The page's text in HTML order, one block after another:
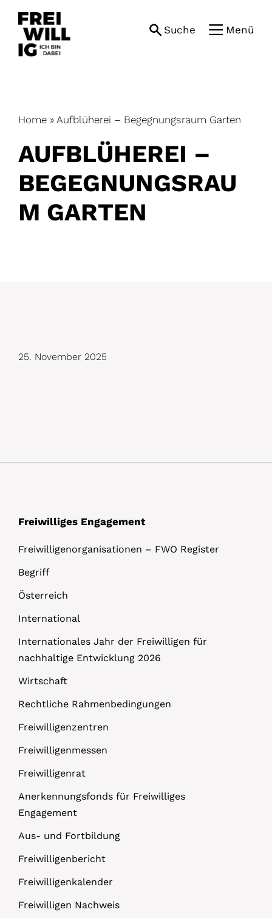
content
Suche Menü
Home » Aufblüherei – Begegnungsraum Garten
AUFBLÜHEREI –
BEGEGNUNGSRAU
M GARTEN
D
25. November 2025
Freiwilliges Engagement
Freiwilligenorganisationen – FWO Register
Begriff
Österreich
International
Internationales Jahr der Freiwilligen für
nachhaltige Entwicklung 2026
Wirtschaft
Rechtliche Rahmenbedingungen
Freiwilligenzentren
Freiwilligenmessen
Freiwilligenrat
Anerkennungsfonds für Freiwilliges
Engagement
Aus- und Fortbildung
Freiwilligenbericht
Freiwilligenkalender
Freiwilligen Nachweis